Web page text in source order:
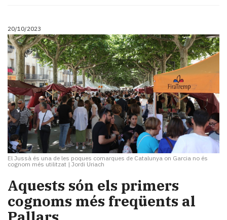
20/10/2023
El Jussà és una de les poques comarques de Catalunya on Garcia no és
cognom més utilitzat | Jordi Uriach
Aquests són els primers
cognoms més freqüents al